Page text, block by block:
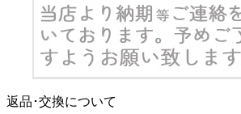
返品･交換について